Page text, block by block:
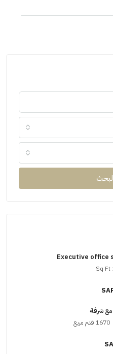
Executive
Sq
شرفة
1670 قدم مربع